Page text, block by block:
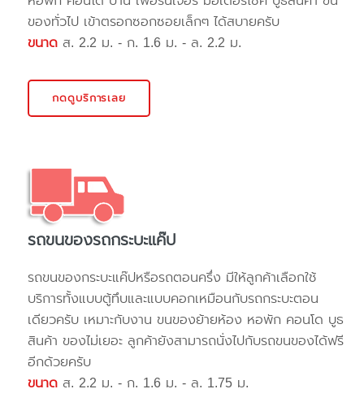
ของทั่วไป เข้าตรอกซอกซอยเล็กๆ ได้สบายครับ
ขนาด ส. 2.2 ม. - ก. 1.6 ม. - ล. 2.2 ม.
กดดูบริการเลย
รถขนของรถกระบะแค๊ป
รถขนของกระบะแค๊ปหรือรถตอนครึ่ง มีให้ลูกค้าเลือกใช้
บริการทั้งแบบตู้ทึบและแบบคอกเหมือนกับรถกระบะตอน
เดียวครับ เหมาะกับงาน ขนของย้ายห้อง หอพัก คอนโด บูธ
สินค้า ของไม่เยอะ ลูกค้ายังสามารถนั่งไปกับรถขนของได้ฟรี
อีกด้วยครับ
ขนาด ส. 2.2 ม. - ก. 1.6 ม. - ล. 1.75 ม.